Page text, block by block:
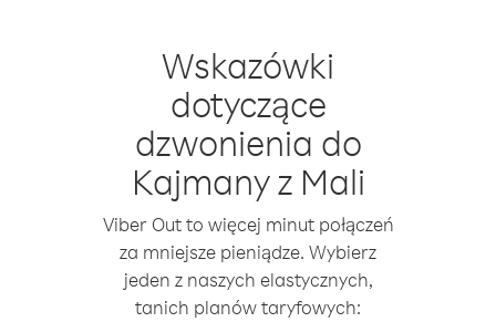
Wskazówki
dotyczące
dzwonienia do
Kajmany z Mali
Viber Out to więcej minut połączeń
za mniejsze pieniądze. Wybierz
jeden z naszych elastycznych,
tanich planów taryfowych: